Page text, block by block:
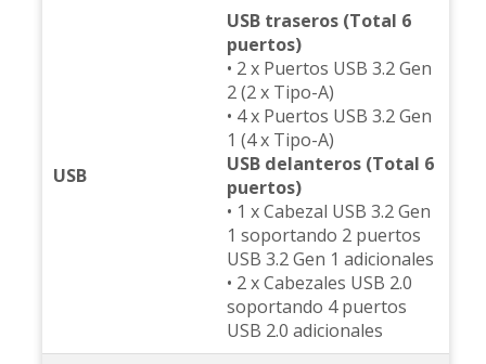
USB
USB traseros (Total 6
puertos)
• 2 x Puertos USB 3.2 Gen
2 (2 x Tipo-A)
• 4 x Puertos USB 3.2 Gen
1 (4 x Tipo-A)
USB delanteros (Total 6
puertos)
• 1 x Cabezal USB 3.2 Gen
1 soportando 2 puertos
USB 3.2 Gen 1 adicionales
• 2 x Cabezales USB 2.0
soportando 4 puertos
USB 2.0 adicionales